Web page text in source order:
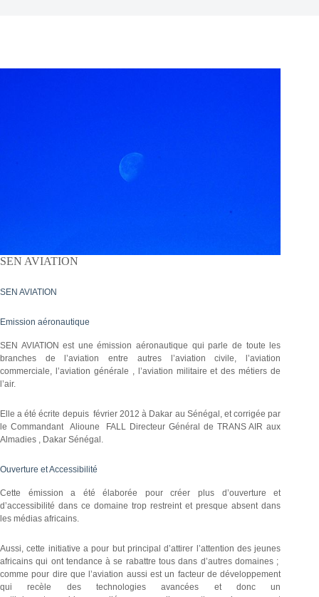
SEN AVIATION
SEN AVIATION
Emission aéronautique
SEN AVIATION est une émission aéronautique qui parle de toute les
branches de l’aviation entre autres l’aviation civile, l’aviation
commerciale, l’aviation générale , l’aviation militaire et des métiers de
l’air.
Elle a été écrite depuis février 2012 à Dakar au Sénégal, et corrigée par
le Commandant Alioune FALL Directeur Général de TRANS AIR aux
Almadies , Dakar Sénégal.
Ouverture et Accessibilité
Cette émission a été élaborée pour créer plus d’ouverture et
d’accessibilité dans ce domaine trop restreint et presque absent dans
les médias africains.
Aussi, cette initiative a pour but principal d’attirer l’attention des jeunes
africains qui ont tendance à se rabattre tous dans d’autres domaines ;
comme pour dire que l’aviation aussi est un facteur de développement
qui recèle des technologies avancées et donc un